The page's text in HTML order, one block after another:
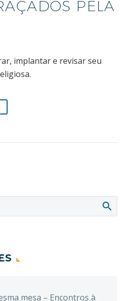
PELA
implantar e revisar seu
mesa – Encontros à